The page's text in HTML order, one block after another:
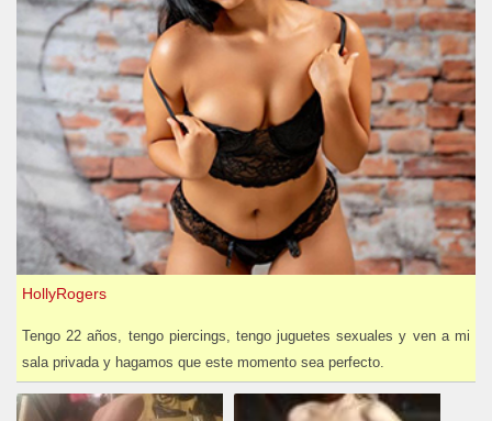
HollyRogers
Tengo 22 años, tengo piercings, tengo juguetes sexuales y ven a mi
sala privada y hagamos que este momento sea perfecto.